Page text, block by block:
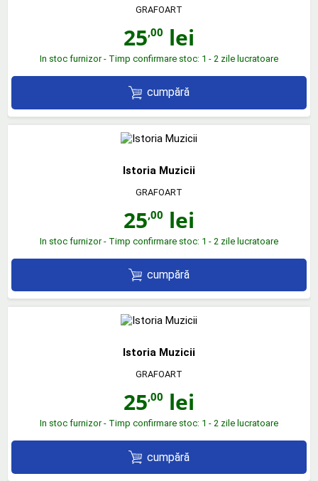
GRAFOART
25,00 lei
In stoc furnizor - Timp confirmare stoc: 1 - 2 zile lucratoare
cumpără
Istoria Muzicii
GRAFOART
25,00 lei
In stoc furnizor - Timp confirmare stoc: 1 - 2 zile lucratoare
cumpără
Istoria Muzicii
GRAFOART
25,00 lei
In stoc furnizor - Timp confirmare stoc: 1 - 2 zile lucratoare
cumpără